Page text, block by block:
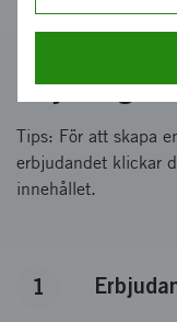
Tips: För att skapa
erbjudandet klickar
innehållet.
1